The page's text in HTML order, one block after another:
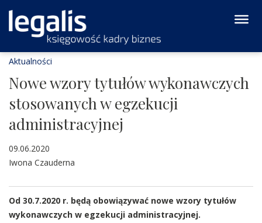
Aktualności
Nowe wzory tytułów wykonawczych
stosowanych w egzekucji
administracyjnej
09.06.2020
Iwona Czauderna
Od 30.7.2020 r. będą obowiązywać nowe wzory tytułów
wykonawczych w egzekucji administracyjnej.